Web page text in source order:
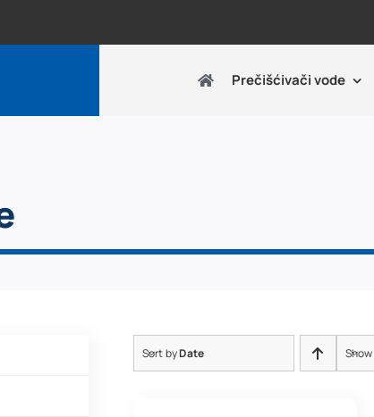
Prečišćivači vode
Sort byDate Show